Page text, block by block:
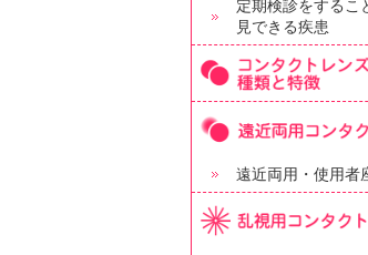
定期検診をするこ
見できる疾患
遠近両用・使用者